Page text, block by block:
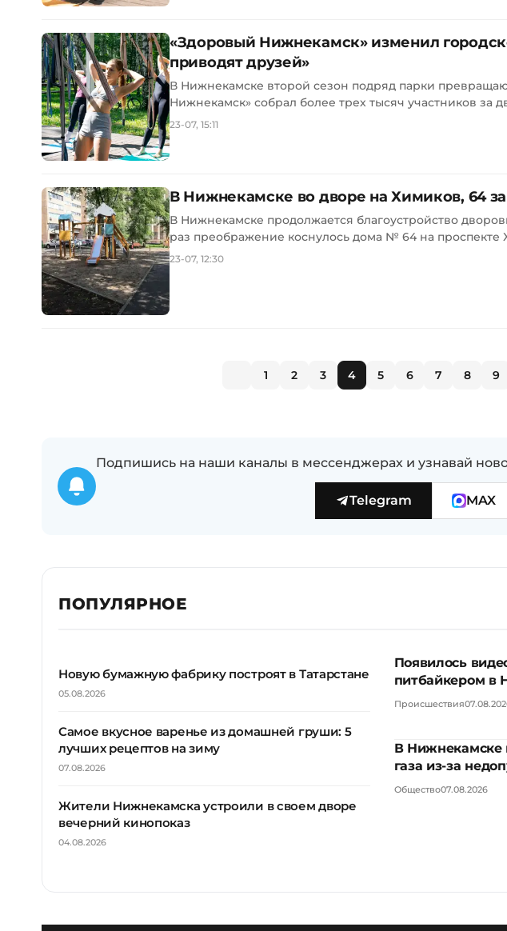
«Здоровый Нижнекамск» изменил
приводят друзей»
В Нижнекамске второй сезон подряд парки
Нижнекамск» собрал более трех тысяч участников за
23-07, 15:11
В Нижнекамске во дворе на Химиков, 64
В Нижнекамске продолжается благоустройство
раз преображение коснулось дома № 64 на проспекте
23-07, 12:30
1 2 3 4 5 6 7 8 9
Подпишись на наши каналы в мессенджерах и узнавай
Telegram MAX
ПОПУЛЯРНОЕ
Новую бумажную фабрику построят в Татарстане
05.08.2026
Самое вкусное варенье из домашней груши: 5
лучших рецептов на зиму
07.08.2026
Жители Нижнекамска устроили в своем дворе
вечерний кинопоказ
04.08.2026
Появилось
питбайкером в
Происшествия
В Нижнекамске
газа из-за
Общество07.08.2026